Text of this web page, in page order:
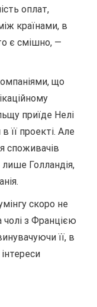
оплат,
країнами, в
є смішно, —
що
приїде Нелі
її проекті. Але
споживачів
Голландія,
скоро не
чолі з Францією
її, в